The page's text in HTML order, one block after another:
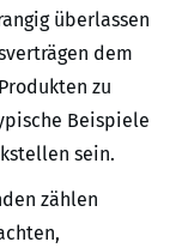
überlassen
dem
zu
Beispiele
sein.
zählen